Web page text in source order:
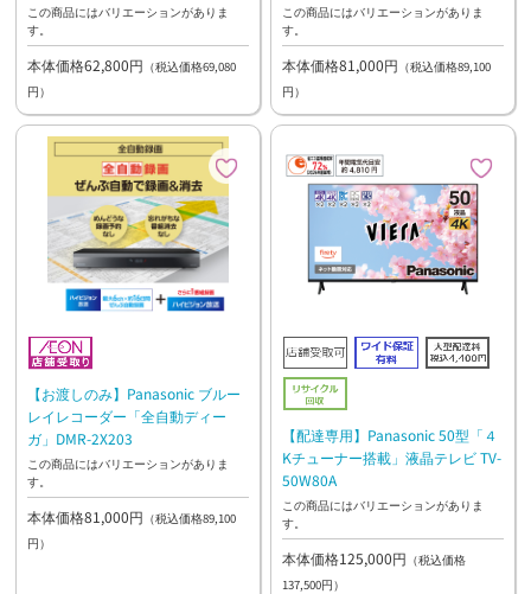
この商品にはバリエーションがありま
す。
本体価格62,800円 （税込価格69,080
円）
この商品にはバリエーションがありま
す。
本体価格81,000円 （税込価格89,100
円）
【お渡しのみ】Panasonic ブルー
レイレコーダー「全自動ディー
ガ」DMR-2X203
この商品にはバリエーションがありま
す。
本体価格81,000円 （税込価格89,100
円）
【配達専用】Panasonic 50型「４
Kチューナー搭載」液晶テレビ TV-
50W80A
この商品にはバリエーションがありま
す。
本体価格125,000円 （税込価格
137,500円）